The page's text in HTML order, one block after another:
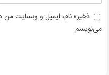
ذخیره نام، ایمیل و وبسایت من
می‌نویسم.